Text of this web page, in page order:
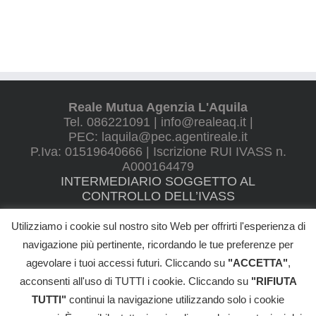
Reale Mutua Agenzia L'Aquila
Tel. 086221091 | info@realeaq.it |
PEC: laquila@pec.agentireale.it
P.Iva: 01519640666 | Iscrizione RUI IVASS n.
A000164479
INTERMEDIARIO SOGGETTO AL
CONTROLLO DELL’IVASS
©2026 VILLANI ALBERTO - All Rights Reserved |Informativa Privacy|
Termini e Condizioni
REGOLAMENTO IVASS N. 40/2018
Utilizziamo i cookie sul nostro sito Web per offrirti l'esperienza di
navigazione più pertinente, ricordando le tue preferenze per
agevolare i tuoi accessi futuri. Cliccando su "ACCETTA",
acconsenti all'uso di TUTTI i cookie. Cliccando su "RIFIUTA
TUTTI" continui la navigazione utilizzando solo i cookie